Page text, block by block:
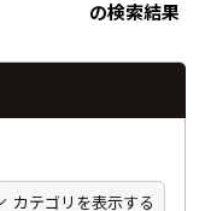
の検索結果
カテゴリを表示する